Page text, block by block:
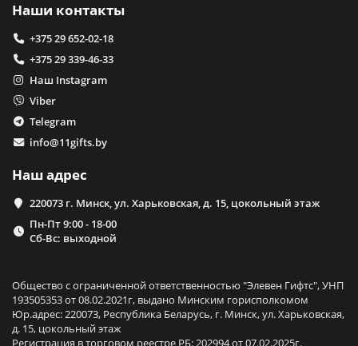
Наши контакты
+375 29 652-02-18
+375 29 339-46-33
Наш Instagram
Viber
Telegram
info@11gifts.by
Наш адрес
220073 г. Минск, ул. Харьковская, д. 15, цокольный этаж
Пн-Пт 9:00 - 18-00
Сб-Вс: выходной
Общество с ограниченной ответственностью "Элевен Гифтс", УНП
193505353 от 08.02.2021г, выдано Минским горисполкомом
Юр.адрес: 220073, Республика Беларусь, г. Минск, ул. Харьковская,
д. 15, цокольный этаж
Регистрация в торговом реестре РБ: 202994 от 07.02.2025г.